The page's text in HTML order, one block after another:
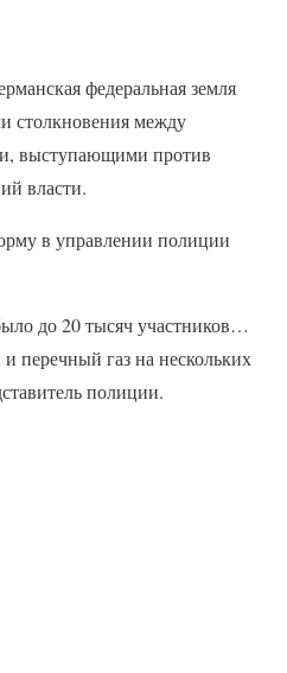
федеральная земля
столкновения между
выступающими против
власти.
в управлении полиции
до 20 тысяч участников…
перечный газ на нескольких
полиции.